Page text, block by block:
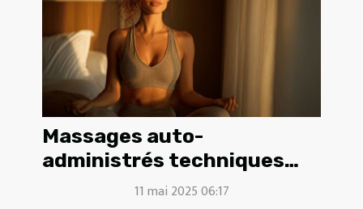
Massages auto-
administrés techniques
simples pour relâcher les
11 mai 2025 06:17